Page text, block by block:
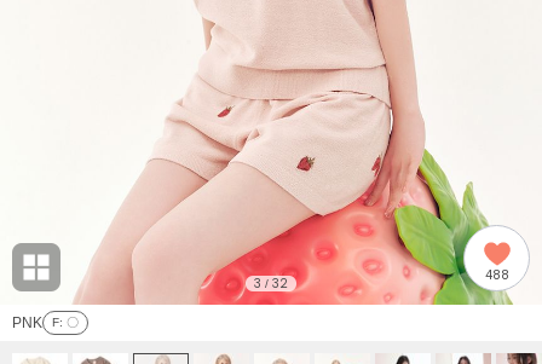
ョン雑貨 (848)
/ランジェリー (127)
アディダス バイ ステラマッカートニー
Ame no chi Hare
アメノチハレ
AMOMMA
PNK F: 〇
3 / 32 488